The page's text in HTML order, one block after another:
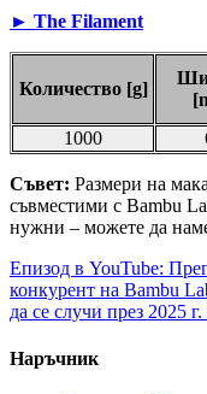
► The Filament
Количество [g]
1000
Съвет: Размери на
съвместими с Bambu
нужни – можете да
Епизод в YouTube:
конкурент на Bambu
да се случи през 2025
Наръчник